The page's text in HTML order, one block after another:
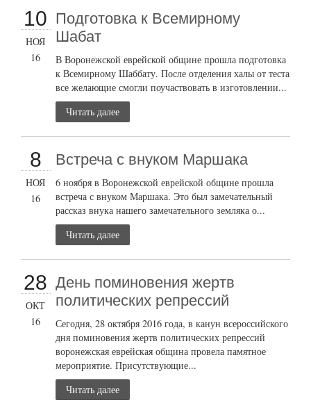
10
НОЯ
16
Подготовка к Всемирному
Шабат
В Воронежской еврейской общине прошла подготовка
к Всемирному Шаббату. После отделения халы от теста
все желающие смогли поучаствовать в изготовлении...
Читать далее
8
НОЯ
16
Встреча с внуком Маршака
6 ноября в Воронежской еврейской общине прошла
встреча с внуком Маршака. Это был замечательный
рассказ внука нашего замечательного земляка о...
Читать далее
28
ОКТ
16
День поминовения жертв
политических репрессий
Сегодня, 28 октября 2016 года, в канун всероссийского
дня поминовения жертв политических репрессий
воронежская еврейская община провела памятное
мероприятие. Присутствующие...
Читать далее